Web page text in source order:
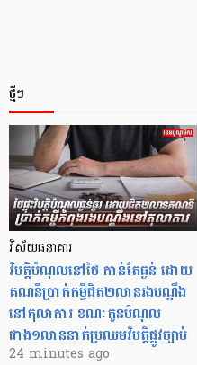
ថ្មីៗ
វិស័យធនាគារ
វិបត្តិបំណុល​នៅថៃ កាន់តែធ្ងន់ ដោយ
គណនីប្រាក់កម្ចីជិត២លានរងបណ្តឹង
នៅតុលាការ ខណៈកូនបំណុល
ជាង១លាននាក់ប្រឈមវិបត្តិផ្លូវច្បាប់
24 minutes ago